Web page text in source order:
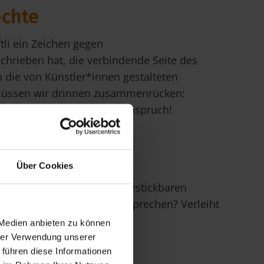
Über Cookies
anbieten zu können
Verwendung unserer
diese Informationen
ein Zeichen gegen
hat, die verbindende Seite des
die von Künstler*innen gestalteten
wir drinnen zusammenrücken:
mit sozialem Anspruch!
wie jedes Jahr auf alle bestickbaren
wird wieder gut!“ versprechen? Verleiht